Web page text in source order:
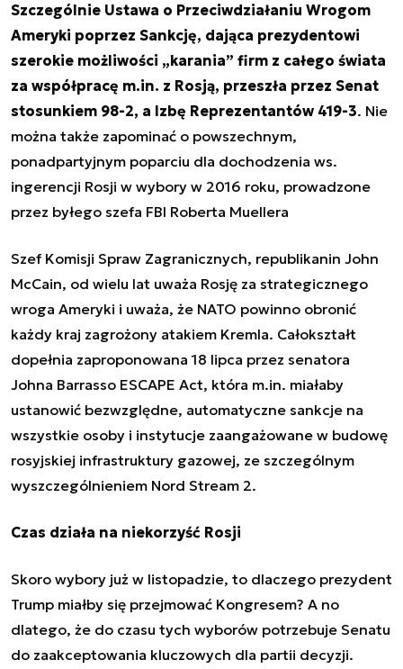
Szczególnie Ustawa o Przeciwdziałaniu Wrogom
Ameryki poprzez Sankcję, dająca prezydentowi
szerokie możliwości „karania” firm z całego świata
za współpracę m.in. z Rosją, przeszła przez Senat
stosunkiem 98-2, a Izbę Reprezentantów 419-3. Nie
można także zapominać o powszechnym,
ponadpartyjnym poparciu dla dochodzenia ws.
ingerencji Rosji w wybory w 2016 roku, prowadzone
przez byłego szefa FBI Roberta Muellera
Szef Komisji Spraw Zagranicznych, republikanin John
McCain, od wielu lat uważa Rosję za strategicznego
wroga Ameryki i uważa, że NATO powinno obronić
każdy kraj zagrożony atakiem Kremla. Całokształt
dopełnia zaproponowana 18 lipca przez senatora
Johna Barrasso ESCAPE Act, która m.in. miałaby
ustanowić bezwzględne, automatyczne sankcje na
wszystkie osoby i instytucje zaangażowane w budowę
rosyjskiej infrastruktury gazowej, ze szczególnym
wyszczególnieniem Nord Stream 2.
Czas działa na niekorzyść Rosji
Skoro wybory już w listopadzie, to dlaczego prezydent
Trump miałby się przejmować Kongresem? A no
dlatego, że do czasu tych wyborów potrzebuje Senatu
do zaakceptowania kluczowych dla partii decyzji.